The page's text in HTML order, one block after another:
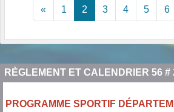
« 1 2 3 4 5 6
RÈGLEMENT ET CALENDRIER 56 #
PROGRAMME SPORTIF